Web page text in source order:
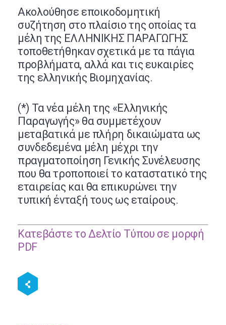
Ακολούθησε εποικοδομητική
συζήτηση στο πλαίσιο της οποίας τα
μέλη της ΕΛΛΗΝΙΚΗΣ ΠΑΡΑΓΩΓΗΣ
τοποθετήθηκαν σχετικά με τα πάγια
προβλήματα, αλλά και τις ευκαιρίες
της ελληνικής Βιομηχανίας.
(*) Τα νέα μέλη της «Ελληνικής
Παραγωγής» θα συμμετέχουν
μεταβατικά με πλήρη δικαιώματα ως
συνδεδεμένα μέλη μέχρι την
πραγματοποίηση Γενικής Συνέλευσης
που θα τροποποιεί το καταστατικό της
εταιρείας και θα επικυρώνει την
τυπική ένταξή τους ως εταίρους.
Κατεβάστε το Δελτίο Τύπου σε μορφή
PDF